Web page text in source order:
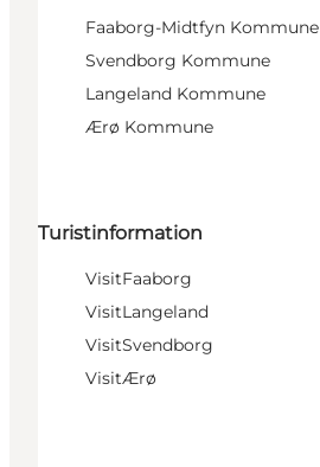
Faaborg-Midtfyn Kommune
Svendborg Kommune
Langeland Kommune
Ærø Kommune
Turistinformation
VisitFaaborg
VisitLangeland
VisitSvendborg
VisitÆrø